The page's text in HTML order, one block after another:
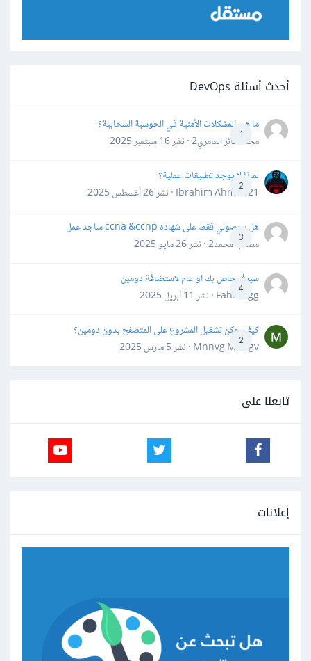
أحدث أسئلة DevOps
1
ما هي المشكلات الأمنية في الحوسبة السحابية؟
محمد فائز العامري2 · نشر
16 سبتمبر 2025
2
لماذا لا يوجد تطبيقات عملية؟
Ibrahim Ahmed21 · نشر
26 أغسطس 2025
3
هل بحصولي فقط على شهاده ccna &ccnp ساجد عمل
مصعب محمد2 · نشر
26 مايو 2025
4
سيرفر خاص بك او عام لاستضافة دومين
Fahd Ggg · نشر
11 أبريل 2025
2
كيف يمكن تشغيل المشروع على المتصفح بدون دومين؟
Mnnvg Mnbgv · نشر
5 مارس 2025
تابعنا على
إعلانات